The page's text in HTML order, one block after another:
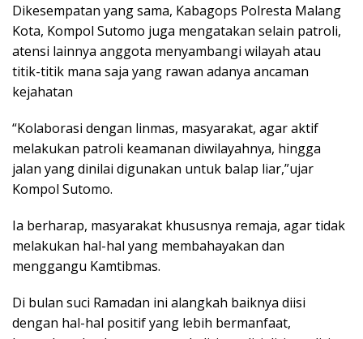
Dikesempatan yang sama, Kabagops Polresta Malang
Kota, Kompol Sutomo juga mengatakan selain patroli,
atensi lainnya anggota menyambangi wilayah atau
titik-titik mana saja yang rawan adanya ancaman
kejahatan
“Kolaborasi dengan linmas, masyarakat, agar aktif
melakukan patroli keamanan diwilayahnya, hingga
jalan yang dinilai digunakan untuk balap liar,”ujar
Kompol Sutomo.
Ia berharap, masyarakat khususnya remaja, agar tidak
melakukan hal-hal yang membahayakan dan
menggangu Kamtibmas.
Di bulan suci Ramadan ini alangkah baiknya diisi
dengan hal-hal positif yang lebih bermanfaat,